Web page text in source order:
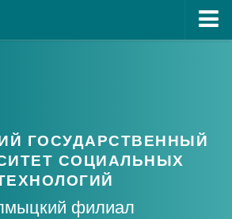
вопросы
ГОСУДАРСТВЕННЫЙ
СОЦИАЛЬНЫХ
филиал